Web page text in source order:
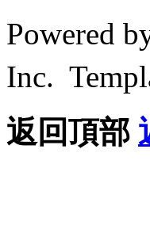
Powered
Inc.
返回頂部